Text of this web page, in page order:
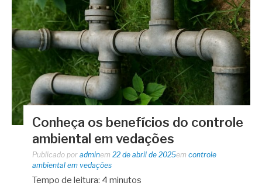
Conheça os benefícios do controle
ambiental em vedações
Publicado por adminem 22 de abril de 2025em controle
ambiental em vedações
Tempo de leitura: 4 minutos